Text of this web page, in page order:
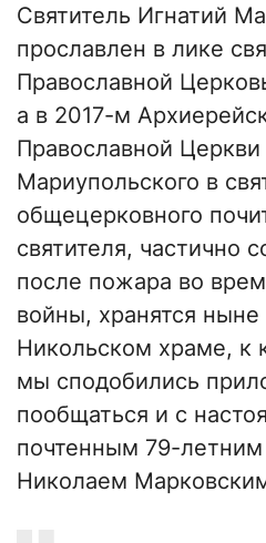
Святитель Игнатий
прославлен в лике
Православной
а в 2017-м
Православной Церкви
Мариупольского в
общецерковного
святителя, частично
после пожара во
войны, хранятся
Никольском храме, к
мы сподобились
пообщаться и с
почтенным 79-
Николаем